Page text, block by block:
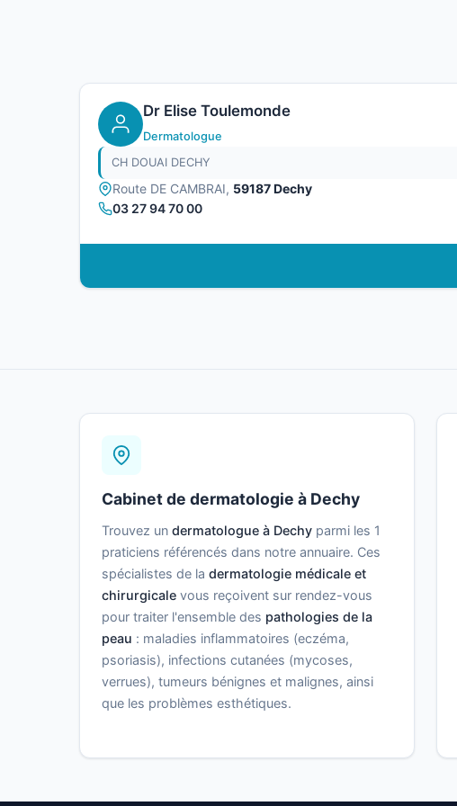
Dr Elise Toulemonde
Dermatologue
CH DOUAI DECHY
Route DE CAMBRAI, 59187 Dechy
03 27 94 70 00
Cabinet de dermatologie à Dechy
Trouvez un dermatologue à Dechy parmi les 1
praticiens référencés dans notre annuaire. Ces
spécialistes de la dermatologie médicale et
chirurgicale vous reçoivent sur rendez-vous
pour traiter l'ensemble des pathologies de la
peau : maladies inflammatoires (eczéma,
psoriasis), infections cutanées (mycoses,
verrues), tumeurs bénignes et malignes, ainsi
que les problèmes esthétiques.